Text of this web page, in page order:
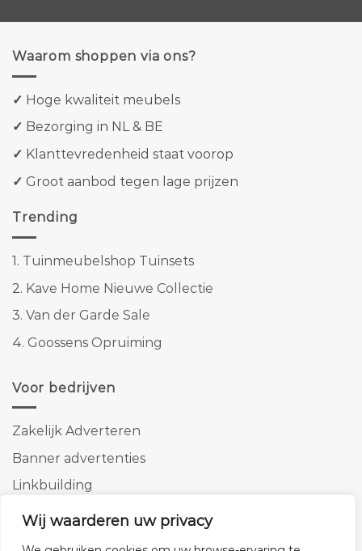
Wij waarderen uw privacy
Waarom shoppen via ons?
✓ Hoge kwaliteit meubels
✓ Bezorging in NL & BE
✓ Klanttevredenheid staat voorop
✓ Groot aanbod tegen lage prijzen
Trending
1. Tuinmeubelshop Tuinsets
2. Kave Home Nieuwe Collectie
3. Van der Garde Sale
4. Goossens Opruiming
Voor bedrijven
Zakelijk Adverteren
Banner advertenties
Linkbuilding
SEO copywriting